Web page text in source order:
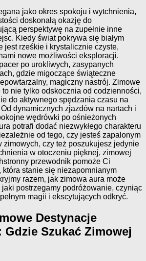
jako okres spokoju i wytchnienia,
doskonałą okazję do
perspektywę na zupełnie inne
Kiedy świat pokrywa się białym
jest rześkie i krystalicznie czyste,
nowe możliwości eksploracji.
po urokliwych, zasypanych
gdzie migoczące świąteczne
magiczny nastrój. Zimowe
to nie tylko odskocznia od codzienności,
do aktywnego spędzania czasu na
dynamicznych zjazdów na nartach i
wędrówki po ośnieżonych
potrafi dodać niezwykłego charakteru
od tego, czy jesteś zapalonym
zimowych, czy też poszukujesz jedynie
w otoczeniu pięknej, zimowej
przewodnik pomoże Ci
stanie się niezapomnianym
razem, jak zimowa aura może
postrzegamy podróżowanie, czyniąc
magii i ekscytujących odkryć.
Destynacje
Gdzie Szukać Zimowej